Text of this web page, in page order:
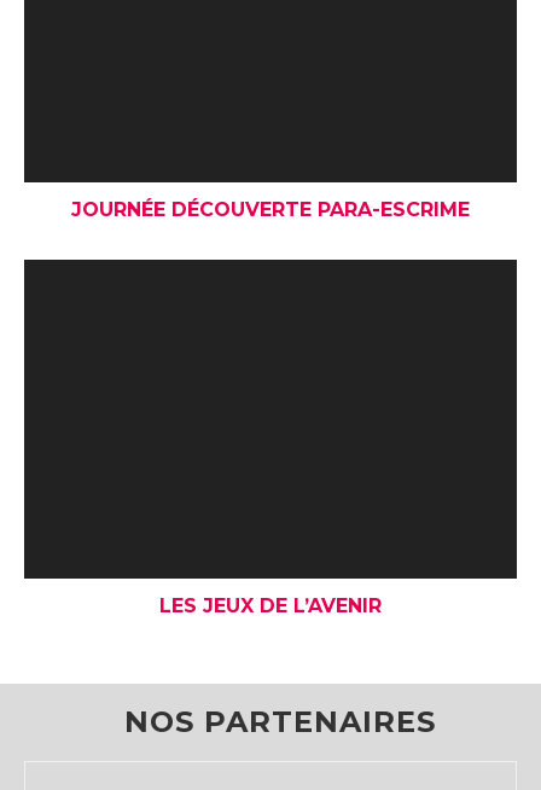
JOURNÉE DÉCOUVERTE PARA-ESCRIME
LES JEUX DE L’AVENIR
NOS PARTENAIRES